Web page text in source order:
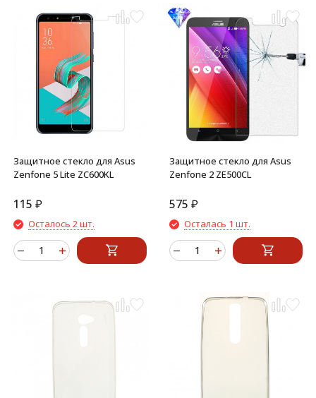
Защитное стекло для Asus
Zenfone 5 Lite ZC600KL
115 ₽
Осталось 2 шт.
Защитное стекло для Asus
Zenfone 2 ZE500CL
575 ₽
Осталась 1 шт.